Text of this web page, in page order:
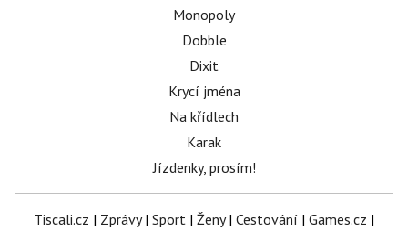
Monopoly
Dobble
Dixit
Krycí jména
Na křídlech
Karak
Jízdenky, prosím!
Tiscali.cz | Zprávy| Sport | Ženy| Cestování | Games.cz |